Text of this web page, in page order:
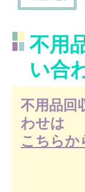
不用
い合
不用品回
わせは
こちらか